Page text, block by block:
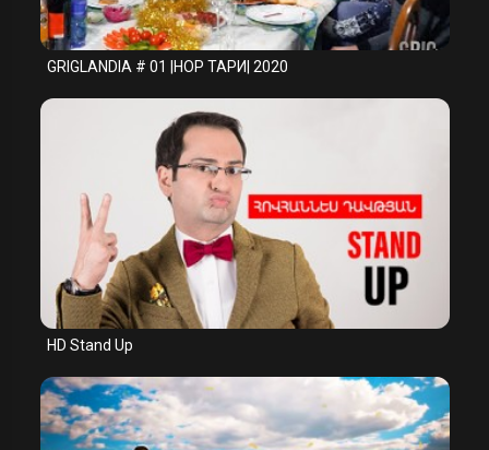
GRIGLANDIA # 01 |НОР ТАРИ| 2020
HD Stand Up